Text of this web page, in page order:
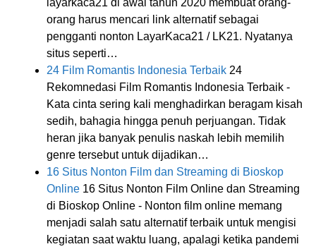
layarkaca21 di awal tahun 2020 membuat orang-
orang harus mencari link alternatif sebagai
pengganti nonton LayarKaca21 / LK21. Nyatanya
situs seperti…
24 Film Romantis Indonesia Terbaik 24
Rekomnedasi Film Romantis Indonesia Terbaik -
Kata cinta sering kali menghadirkan beragam kisah
sedih, bahagia hingga penuh perjuangan. Tidak
heran jika banyak penulis naskah lebih memilih
genre tersebut untuk dijadikan…
16 Situs Nonton Film dan Streaming di Bioskop
Online 16 Situs Nonton Film Online dan Streaming
di Bioskop Online - Nonton film online memang
menjadi salah satu alternatif terbaik untuk mengisi
kegiatan saat waktu luang, apalagi ketika pandemi